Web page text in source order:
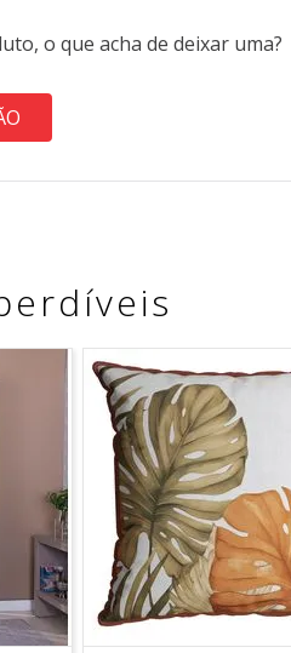
o que acha de deixar uma?